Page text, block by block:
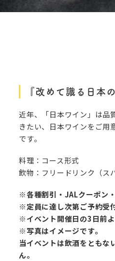
『改めて識る日本
近年、「日本ワイン」は品
きたい、日本ワインをご用
です。
料理：コース形式
飲物：フリードリンク（ス
※各種割引・JALクーポン
※定員に達し次第ご予約受
※イベント開催日の3日前
※写真はイメージです。
当イベントは飲酒をともな
ん。